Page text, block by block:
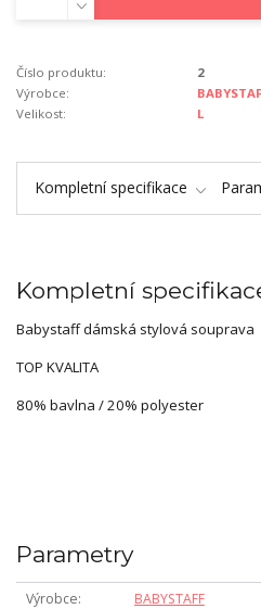
Číslo produktu:
2
Výrobce:
Velikost:
L
Kompletní specifikace
Kompletní
Babystaff dámská stylová souprava
TOP KVALITA
80% bavlna / 20% polyester
Parametry
Výrobce
BABYSTAFF